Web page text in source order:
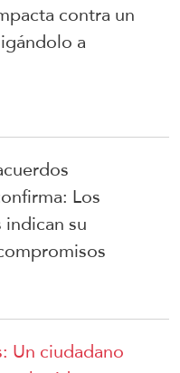
contra un
a
Los
su
Un ciudadano